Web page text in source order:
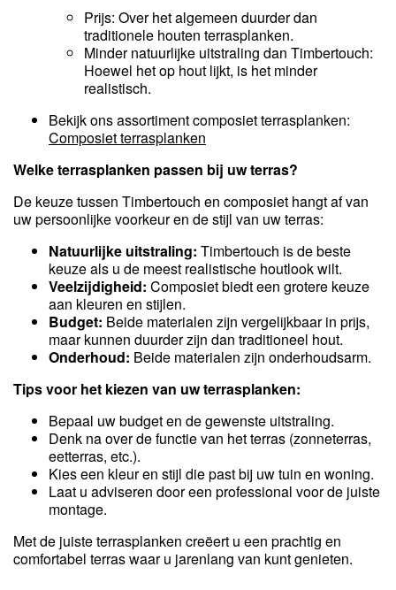
Prijs: Over het algemeen duurder dan
traditionele houten terrasplanken.
Minder natuurlijke uitstraling dan Timbertouch:
Hoewel het op hout lijkt, is het minder
realistisch.
Bekijk ons assortiment composiet terrasplanken:
Composiet terrasplanken
Welke terrasplanken passen bij uw terras?
De keuze tussen Timbertouch en composiet hangt af van
uw persoonlijke voorkeur en de stijl van uw terras:
Natuurlijke uitstraling: Timbertouch is de beste
keuze als u de meest realistische houtlook wilt.
Veelzijdigheid: Composiet biedt een grotere keuze
aan kleuren en stijlen.
Budget: Beide materialen zijn vergelijkbaar in prijs,
maar kunnen duurder zijn dan traditioneel hout.
Onderhoud: Beide materialen zijn onderhoudsarm.
Tips voor het kiezen van uw terrasplanken:
Bepaal uw budget en de gewenste uitstraling.
Denk na over de functie van het terras (zonneterras,
eetterras, etc.).
Kies een kleur en stijl die past bij uw tuin en woning.
Laat u adviseren door een professional voor de juiste
montage.
Met de juiste terrasplanken creëert u een prachtig en
comfortabel terras waar u jarenlang van kunt genieten.